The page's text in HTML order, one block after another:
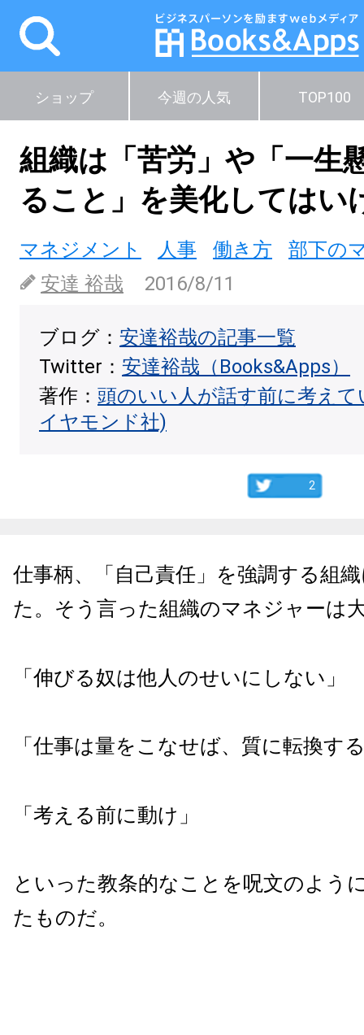
ショップ 今週の人気 TOP100
組織は「苦労」や「一生
ること」を美化してはい
マネジメント 人事 働き方
部下の
安達 裕哉
2016/8/11
ブログ： 安達裕哉の記事一覧
Twitter： 安達裕哉（Books&Apps）
著作： 頭のいい人が話す前に考え
イヤモンド社)
2
仕事柄、「自己責任」を強調する組
た。そう言った組織のマネジャーは
「伸びる奴は他人のせいにしない」
「仕事は量をこなせば、質に転換す
「考える前に動け」
といった教条的なことを呪文のよう
たものだ。